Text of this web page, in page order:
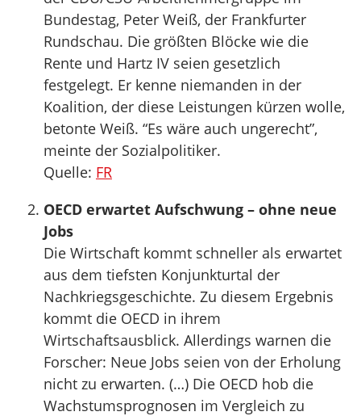
Bundestag, Peter Weiß, der Frankfurter
Rundschau. Die größten Blöcke wie die
Rente und Hartz IV seien gesetzlich
festgelegt. Er kenne niemanden in der
Koalition, der diese Leistungen kürzen wolle,
betonte Weiß. “Es wäre auch ungerecht”,
meinte der Sozialpolitiker.
Quelle: FR
OECD erwartet Aufschwung – ohne neue
Jobs
Die Wirtschaft kommt schneller als erwartet
aus dem tiefsten Konjunkturtal der
Nachkriegsgeschichte. Zu diesem Ergebnis
kommt die OECD in ihrem
Wirtschaftsausblick. Allerdings warnen die
Forscher: Neue Jobs seien von der Erholung
nicht zu erwarten. (…) Die OECD hob die
Wachstumsprognosen im Vergleich zu